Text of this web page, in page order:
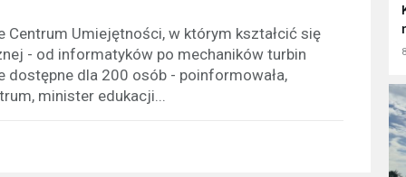
Centrum Umiejętności, w którym kształcić się
- od informatyków po mechaników turbin
dostępne dla 200 osób - poinformowała,
minister edukacji...